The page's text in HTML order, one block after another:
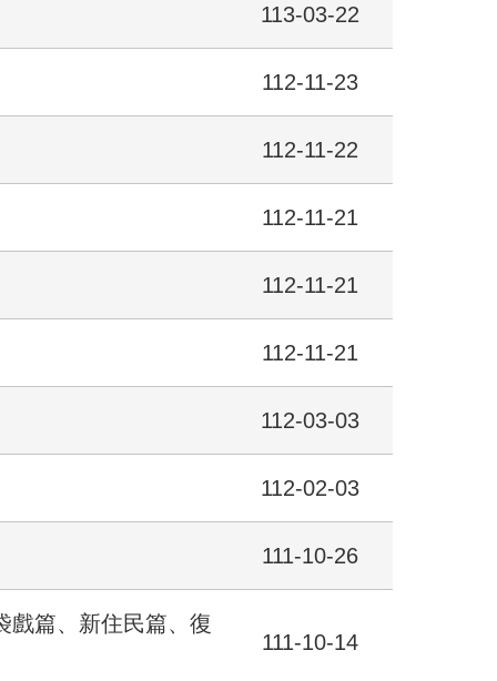
113-03-22
112-11-23
112-11-22
112-11-21
112-11-21
112-11-21
112-03-03
112-02-03
111-10-26
戲篇、新住民篇、復
111-10-14